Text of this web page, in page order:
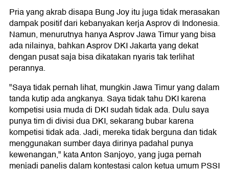
Pria yang akrab disapa Bung Joy itu juga tidak merasakan
dampak positif dari kebanyakan kerja Asprov di Indonesia.
Namun, menurutnya hanya Asprov Jawa Timur yang bisa
ada nilainya, bahkan Asprov DKI Jakarta yang dekat
dengan pusat saja bisa dikatakan nyaris tak terlihat
perannya.
"Saya tidak pernah lihat, mungkin Jawa Timur yang dalam
tanda kutip ada angkanya. Saya tidak tahu DKI karena
kompetisi usia muda di DKI sudah tidak ada. Dulu saya
punya tim di divisi dua DKI, sekarang bubar karena
kompetisi tidak ada. Jadi, mereka tidak berguna dan tidak
menggunakan sumber daya dirinya padahal punya
kewenangan," kata Anton Sanjoyo, yang juga pernah
menjadi panelis dalam kontestasi calon ketua umum PSSI